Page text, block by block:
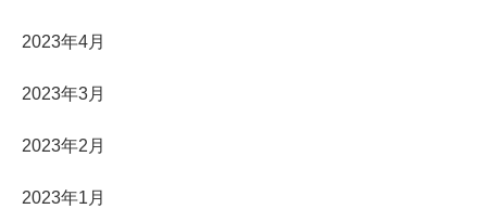
2023年4月
2023年3月
2023年2月
2023年1月